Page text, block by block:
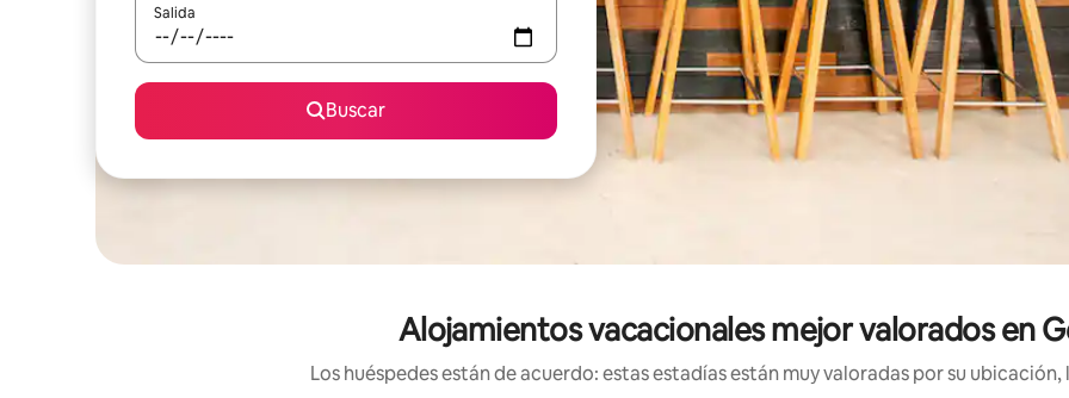
Salida
Buscar
Alojamientos vacacionales mejor valorados en
Los huéspedes están de acuerdo: estas estadías están muy valoradas por su